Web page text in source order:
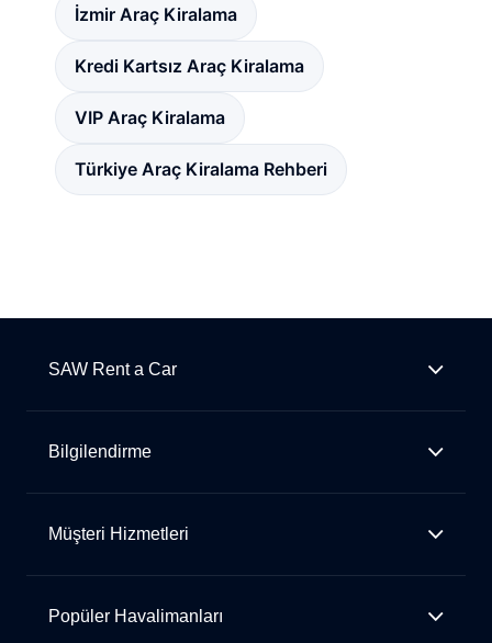
İzmir Araç Kiralama
Kredi Kartsız Araç Kiralama
VIP Araç Kiralama
Türkiye Araç Kiralama Rehberi
SAW Rent a Car
Bilgilendirme
Müşteri Hizmetleri
Popüler Havalimanları